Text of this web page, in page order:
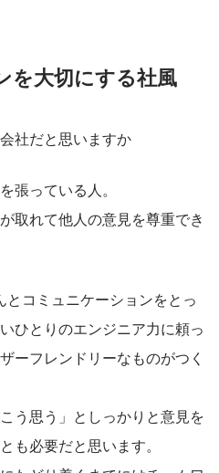
を大切にする社風
社だと思いますか
張っている人。
取れて他人の意見を尊重でき
コミュニケーションをとっ
ひとりのエンジニア力に頼っ
ーフレンドリーなものがつく
う思う」としっかりと意見を
も必要だと思います。